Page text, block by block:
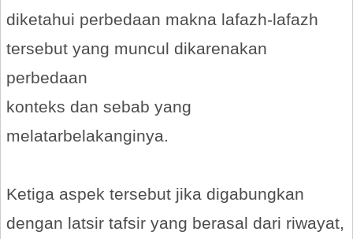
diketahui perbedaan makna lafazh-lafazh
tersebut yang muncul dikarenakan
perbedaan
konteks dan sebab yang
melatarbelakanginya.
Ketiga aspek tersebut jika digabungkan
dengan latsir tafsir yang berasal dari riwayat,